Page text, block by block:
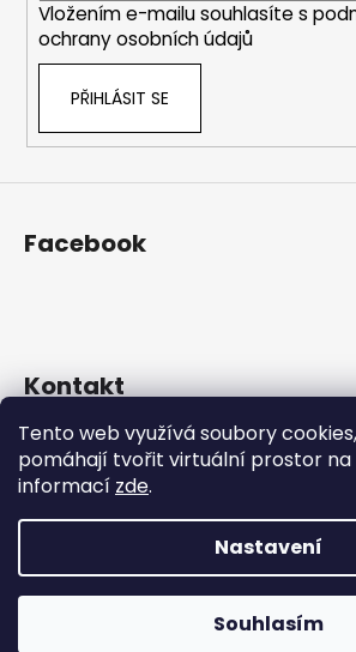
Tento web využívá soubory
pomáhají tvořit virtuální prostor na
informací zde.
Nastavení
Souhlasím
Vložením e-mailu souhlasíte s
ochrany osobních údajů
PŘIHLÁSIT SE
Facebook
Kontakt
eshop@prosekarna.cz
+420 725 934 543
http://www.facebook.com/
prosekarna/
Prosekárna.